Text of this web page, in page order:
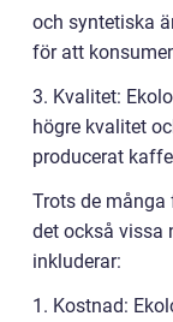
och syntetiska
för att
3. Kvalitet:
högre kvalitet
producerat
Trots de
det också vissa
inkluderar:
1. Kostnad: